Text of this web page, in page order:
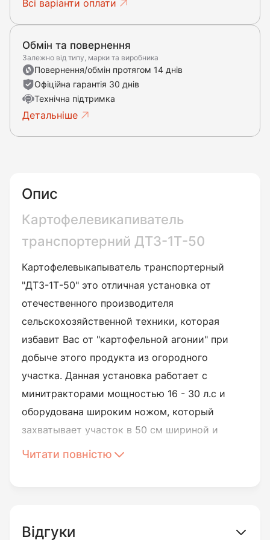
Всі варіанти оплати
Обмін та повернення
Залежно від типу, марки та виробника
Повернення/обмін протягом 14 днів
Офіційна гарантія 30 днів
Технічна підтримка
Детальніше
Опис
Картофелевикапиватель
транспортерний ДТЗ-1Т-50
Картофелевыкапыватель транспортерный
"ДТЗ-1Т-50" это отличная установка от
отечественного производителя
сельскохозяйственной техники, которая
избавит Вас от "картофельной агонии" при
добыче этого продукта из огородного
участка. Данная установка работает с
минитракторами мощностью 16 - 30 л.с и
оборудована широким ножом, который
захватывает участок в 50 см шириной и
добывает клубни с глубины до 18 см. Таким
Читати повністю
Відгуки